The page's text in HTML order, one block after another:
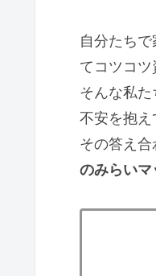
自分たち
てコツコツ
そんな私た
不安を抱え
その答え合
のみらいマ